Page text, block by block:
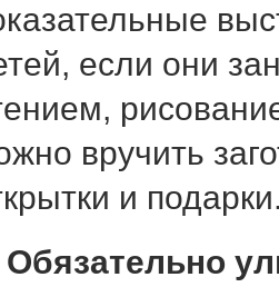
если они
вручить
и
Обязательно